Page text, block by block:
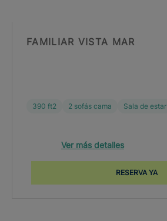
FAMILIAR VISTA MAR
390 ft2 2 sofás cama Sala de estar
Ver más detalles
RESERVA YA